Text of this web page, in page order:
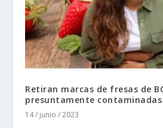
Retiran marcas de fresas de
presuntamente
14 / junio / 2023